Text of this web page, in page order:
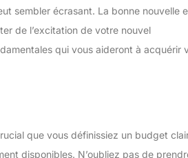
sembler écrasant. La bonne nouvelle
de l’excitation de votre nouvel
qui vous aideront à acquérir
que vous définissiez un budget
disponibles. N’oubliez pas de